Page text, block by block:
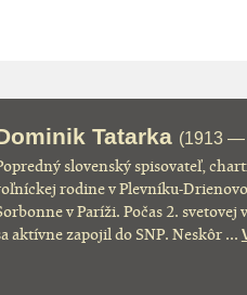
Tatarka (1913 —
slovenský spisovateľ,
rodine v Plevníku-
v Paríži. Počas 2.
aktívne zapojil do SNP. Neskôr ...